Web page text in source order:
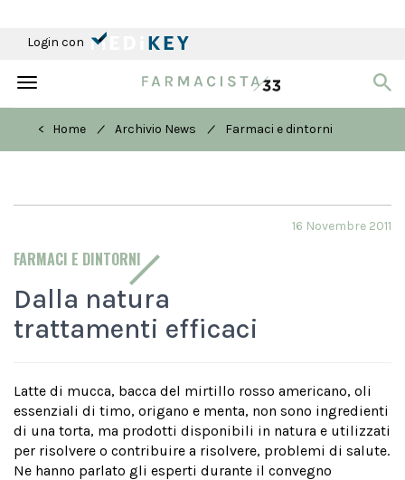
Login con
Toggle
< Home
/ Archivio News / Farmaci e dintorni
FARMACI E DINTORNI
16 Novembre 2011
Dalla natura
trattamenti efficaci
Latte di mucca, bacca del mirtillo rosso americano, oli
essenziali di timo, origano e menta, non sono ingredienti
di una torta, ma prodotti disponibili in natura e utilizzati
per risolvere o contribuire a risolvere, problemi di salute.
Ne hanno parlato gli esperti durante il convegno